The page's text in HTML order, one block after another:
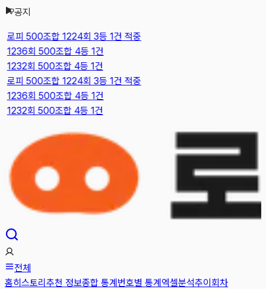
공지
로피 500조합 1224회 3등 1건 적중
1236회 500조합 4등 1건
1232회 500조합 4등 1건
로피 500조합 1224회 3등 1건 적중
1236회 500조합 4등 1건
1232회 500조합 4등 1건
전체
홈히스토리 추천 정보종합 통계번호별 통계엑셀분석추이 회차